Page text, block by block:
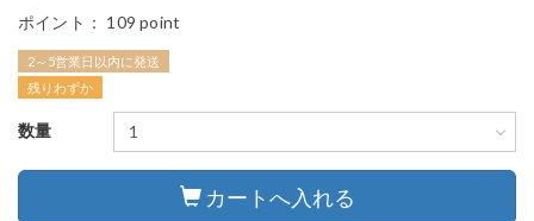
ポイント： 109 point
2～5営業日以内に発送
残りわずか
数量
カートへ入れる